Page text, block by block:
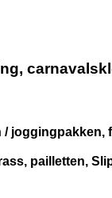
pailletten,